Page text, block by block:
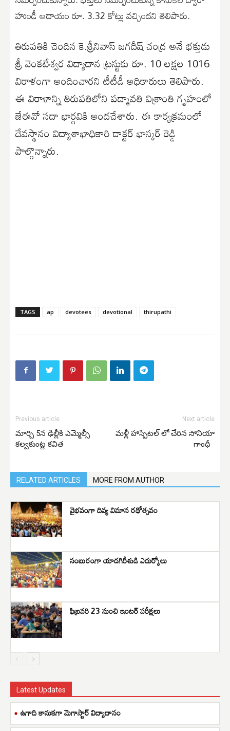
హుండీ ఆదాయం రూ. 3.32 కోట్లు వచ్చిందని తెలిపారు.
తిరుపతికి చెందిన కె.శ్రీనివాస్ జగదీష్ చంద్ర అనే భక్తుడు
శ్రీ వెంకటేశ్వర విద్యాదాన ట్రస్టుకు రూ. 10 లక్షల 1016
విరాళంగా అందించారని టీటీడీ అధికారులు తెలిపారు.
ఈ విరాళాన్ని తిరుపతిలోని పద్మావతి విశ్రాంతి గృహంలో
జేఈవో సదా భార్గవికి అందచేశారు. ఈ కార్యక్రమంలో
దేవస్థానం విద్యాశాఖాధికారి డాక్టర్ భాస్కర్ రెడ్డి
పాల్గొన్నారు.
TAGS ap devotees devotional thirupathi
Previous article
మార్చి 5న ఢిల్లీకి ఎమ్మెల్సీ
కల్వకుంట్ల కవిత
Next article
మళ్లీ హాస్పిటల్ లో చేరిన సోనియా
గాంధీ
RELATED ARTICLES MORE FROM AUTHOR
వైభవంగా దివ్య విమాన రథోత్సవం
సంబురంగా యాదగిరీశుడి ఎదుర్కోలు
ఫిబ్రవరి 23 నుంచి ఇంటర్ పరీక్షలు
Latest Updates
ఉగాది కానుకగా మెగాస్టార్ విద్యాదానం